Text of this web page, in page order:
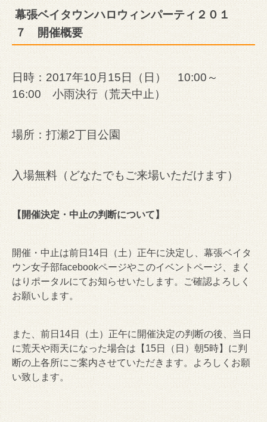
幕張ベイタウンハロウィンパーティ２０１
７ 開催概要
日時：2017年10月15日（日） 10:00～
16:00 小雨決行（荒天中止）
場所：打瀬2丁目公園
入場無料（どなたでもご来場いただけます）
【開催決定・中止の判断について】
開催・中止は前日14日（土）正午に決定し、幕張ベイタ
ウン女子部facebookページやこのイベントページ、まく
はりポータルにてお知らせいたします。ご確認よろしく
お願いします。
また、前日14日（土）正午に開催決定の判断の後、当日
に荒天や雨天になった場合は【15日（日）朝5時】に判
断の上各所にご案内させていただきます。よろしくお願
い致します。